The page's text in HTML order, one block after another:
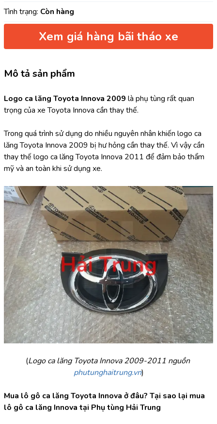
Tình trạng: Còn hàng
Xem giá hàng bãi tháo xe
Mô tả sản phẩm
Logo ca lăng Toyota Innova 2009 là phụ tùng rất quan
trọng của xe Toyota Innova cần thay thế.
Trong quá trình sử dụng do nhiều nguyên nhân khiến logo ca
lăng Toyota Innova 2009 bị hư hỏng cần thay thế. Vì vậy cần
thay thế logo ca lăng Toyota Innova 2011 để đảm bảo thẩm
mỹ và an toàn khi sử dụng xe.
(
Logo ca lăng Toyota Innova 2009-2011 nguồn
phutunghaitrung.vn)
Mua lô gô ca lăng Toyota Innova ở đâu? Tại sao lại mua
lô gô ca lăng Innova tại Phụ tùng Hải Trung